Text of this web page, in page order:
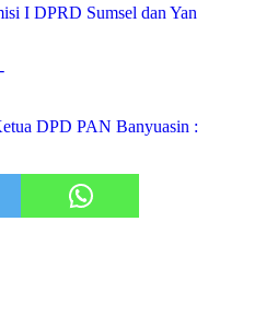
I DPRD Sumsel dan Yan
DPD PAN Banyuasin :